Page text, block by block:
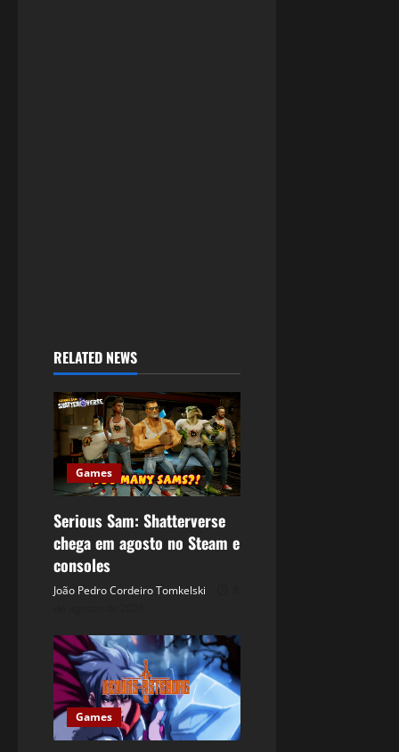
RELATED NEWS
Games
Serious Sam: Shatterverse
chega em agosto no Steam e
consoles
João Pedro Cordeiro Tomkelski
Games